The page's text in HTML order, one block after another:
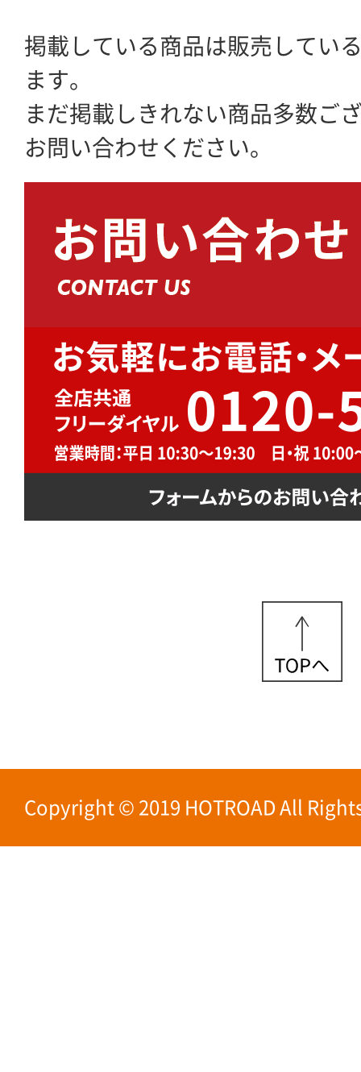
掲載している商品は販売してい
ます。
まだ掲載しきれない商品多数ご
お問い合わせください。
Copyright © 2019 HOTROAD All